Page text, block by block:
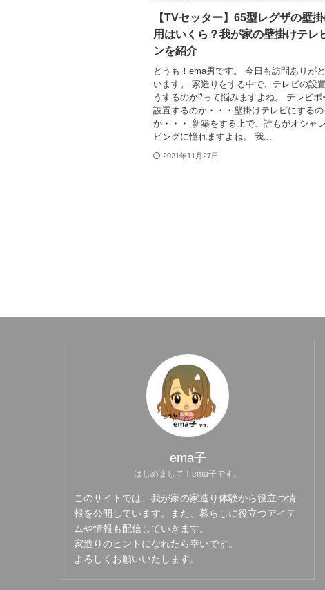
【TVセッター】65型レグザの壁
用はいくら？我が家の壁掛けテレ
ンを紹介
どうも！ema男です。 今日も訪問ありが
います。 家造りをする中で、テレビの設
うするのか⁉って悩みますよね。 テレビボ
設置するのか・・・壁掛けテレビにするの
か・・・ 新築をする上で、誰もがオシャ
ビングに憧れますよね。 我...
2021年11月27日
ema子
はじめまして！ema子です。
このサイトでは、我が家の家造り体験から役立つ情
報を公開しています。また、暮らしに役立つアイテ
ムや情報も配信していきます。
家造りのヒントになれたら幸いです。
よろしくお願いいたします。